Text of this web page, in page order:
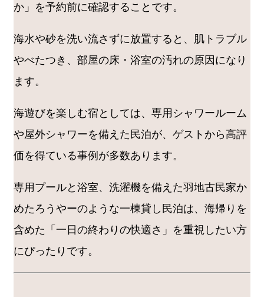
か」を予約前に確認することです。
海水や砂を洗い流さずに放置すると、肌トラブル
やべたつき、部屋の床・浴室の汚れの原因になり
ます。
海遊びを楽しむ宿としては、専用シャワールーム
や屋外シャワーを備えた民泊が、ゲストから高評
価を得ている事例が多数あります。
専用プールと浴室、洗濯機を備えた羽地古民家か
めたろうやーのような一棟貸し民泊は、海帰りを
含めた「一日の終わりの快適さ」を重視したい方
にぴったりです。